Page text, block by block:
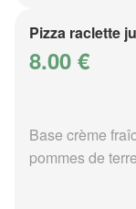
Pizza raclette
8.00 €
Base crème
pommes de terre